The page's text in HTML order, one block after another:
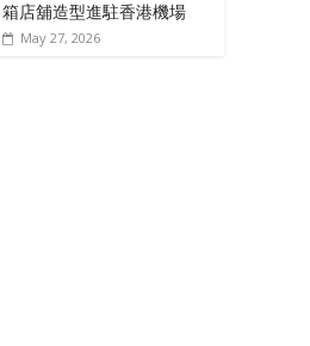
箱店舖造型進駐香港機場
May 27, 2026